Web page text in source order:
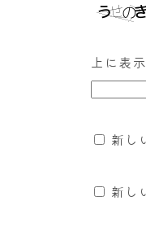
上に表
新し
新し